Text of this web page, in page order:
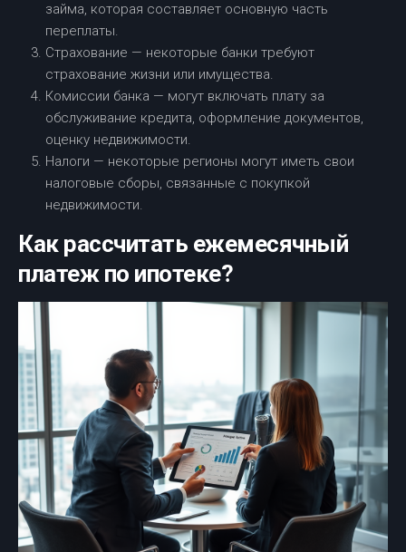
займа, которая составляет основную часть
переплаты.
Страхование — некоторые банки требуют
страхование жизни или имущества.
Комиссии банка — могут включать плату за
обслуживание кредита, оформление документов,
оценку недвижимости.
Налоги — некоторые регионы могут иметь свои
налоговые сборы, связанные с покупкой
недвижимости.
Как рассчитать ежемесячный
платеж по ипотеке?